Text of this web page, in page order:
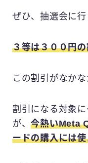
ぜひ、抽選会に行
３等は３００円
この割引がなかな
割引になる対象
が、今熱いMeta
ードの購入には